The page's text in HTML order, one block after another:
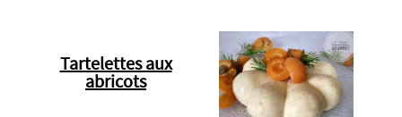
Tartelettes aux
abricots